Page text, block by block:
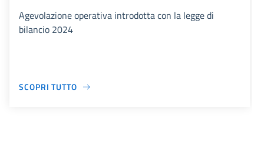
Agevolazione operativa introdotta con la legge di
bilancio 2024
SCOPRI TUTTO